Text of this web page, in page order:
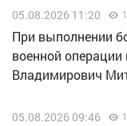
05.08.2026 11:20
При выполнении
военной
Владимирович
05.08.2026 09:46